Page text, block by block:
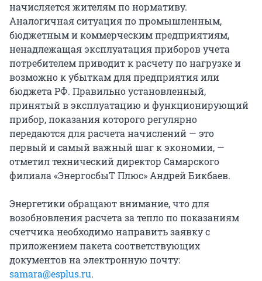
начисляется жителям по нормативу.
Аналогичная ситуация по промышленным,
бюджетным и коммерческим предприятиям,
ненадлежащая эксплуатация приборов учета
потребителем приводит к расчету по нагрузке и
возможно к убыткам для предприятия или
бюджета РФ. Правильно установленный,
принятый в эксплуатацию и функционирующий
прибор, показания которого регулярно
передаются для расчета начислений — это
первый и самый важный шаг к экономии, —
отметил технический директор Самарского
филиала «ЭнергосбыТ Плюс» Андрей Бикбаев.
Энергетики обращают внимание, что для
возобновления расчета за тепло по показаниям
счетчика необходимо направить заявку с
приложением пакета соответствующих
документов на электронную почту:
samara@esplus.ru.